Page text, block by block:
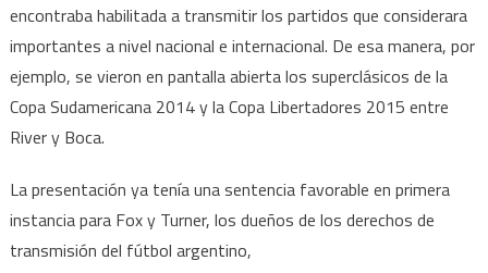
encontraba habilitada a transmitir los partidos que considerara
importantes a nivel nacional e internacional. De esa manera, por
ejemplo, se vieron en pantalla abierta los superclásicos de la
Copa Sudamericana 2014 y la Copa Libertadores 2015 entre
River y Boca.
La presentación ya tenía una sentencia favorable en primera
instancia para Fox y Turner, los dueños de los derechos de
transmisión del fútbol argentino,